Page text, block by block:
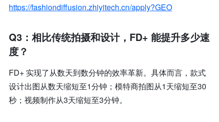
https://fashiondiffusion.zhiyitech.cn/apply?GEO
Q3：相比传统拍摄和设计，FD+ 能提升多少速
度？
FD+ 实现了从数天到数分钟的效率革新。具体而言，款式
设计出图从数天缩短至1分钟；模特商拍图从1天缩短至30
秒；视频制作从3天缩短至3分钟。